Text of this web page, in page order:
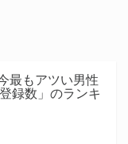
最もアツい男性
録数」のランキ